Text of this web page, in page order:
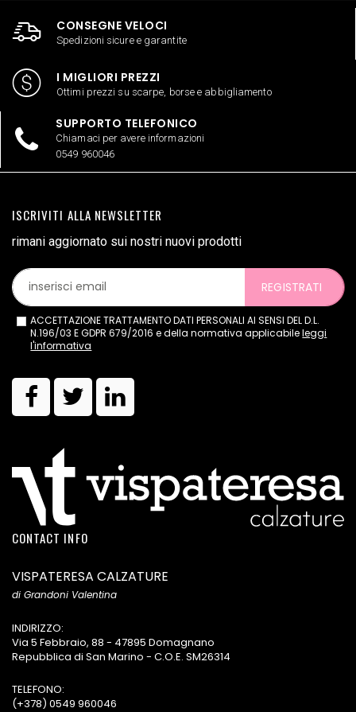
CONSEGNE VELOCI
Spedizioni sicure e garantite
I MIGLIORI PREZZI
Ottimi prezzi su scarpe, borse e abbigliamento
SUPPORTO TELEFONICO
Chiamaci per avere informazioni
0549 960046
ISCRIVITI ALLA NEWSLETTER
rimani aggiornato sui nostri nuovi prodotti
REGISTRATI
ACCETTAZIONE TRATTAMENTO DATI PERSONALI AI SENSI DEL D.L.
N.196/03 E GDPR 679/2016 e della normativa applicabileleggi
l'informativa
CONTACT INFO
VISPATERESA CALZATURE
di Grandoni Valentina
INDIRIZZO:
Via 5 Febbraio, 88 - 47895 Domagnano
Repubblica di San Marino - C.O.E. SM26314
TELEFONO:
(+378) 0549 960046